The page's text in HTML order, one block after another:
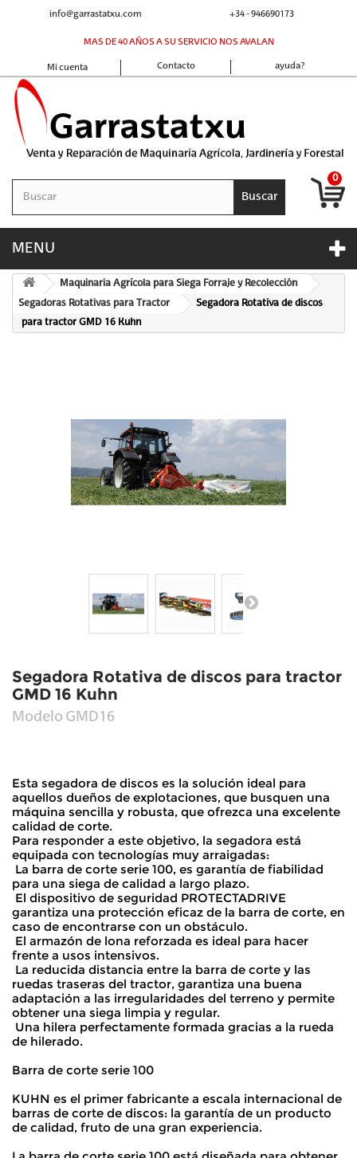
+34 - 946690173
info@garrastatxu.com
MAS DE 40 AÑOS A SU SERVICIO NOS AVALAN
ayuda?
Contacto
Mi cuenta
Buscar
0
MENU
Maquinaria Agrícola para Siega Forraje y Recolección
Segadoras Rotativas para Tractor
Segadora Rotativa de discos
para tractor GMD 16 Kuhn
Segadora Rotativa de discos para tractor
GMD 16 Kuhn
Modelo GMD16
Esta segadora de discos es la solución ideal para
aquellos dueños de explotaciones, que busquen una
máquina sencilla y robusta, que ofrezca una excelente
calidad de corte.
Para responder a este objetivo, la segadora está
equipada con tecnologías muy arraigadas:
 La barra de corte serie 100, es garantía de fiabilidad
para una siega de calidad a largo plazo.
 El dispositivo de seguridad PROTECTADRIVE
garantiza una protección eficaz de la barra de corte, en
caso de encontrarse con un obstáculo.
 El armazón de lona reforzada es ideal para hacer
frente a usos intensivos.
 La reducida distancia entre la barra de corte y las
ruedas traseras del tractor, garantiza una buena
adaptación a las irregularidades del terreno y permite
obtener una siega limpia y regular.
 Una hilera perfectamente formada gracias a la rueda
de hilerado.
Barra de corte serie 100
KUHN es el primer fabricante a escala internacional de
barras de corte de discos: la garantía de un producto
de calidad, fruto de una gran experiencia.